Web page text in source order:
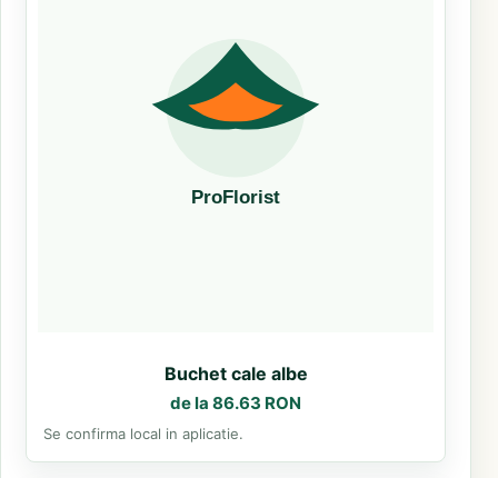
Buchet cale albe
de la 86.63 RON
Se confirma local in aplicatie.